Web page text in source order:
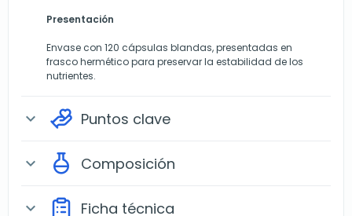
Presentación
Envase con 120 cápsulas blandas, presentadas en
frasco hermético para preservar la estabilidad de los
nutrientes.
expand_more Puntos clave
expand_more Composición
expand_more Ficha técnica